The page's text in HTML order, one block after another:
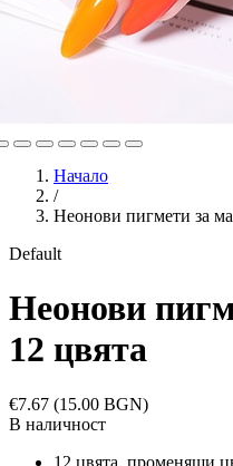
Начало
/
Неонови пигмети за
Default
Неонови
12 цвята
€7.67 (15.00 BGN)
В наличност
12 цвята, променящи